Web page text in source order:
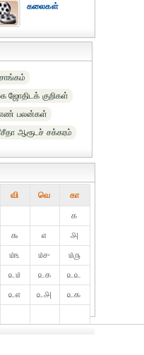
கலைகள்
ஜோதிடக் குறிகள்
எண் பலன்கள்
ஆரூடச் சக்கரம்
வி வெ கா
௧
௬ ௭
௮
௰௩ ௰௪
௰௫
௨௰ ௨௧
௨௨
௨௭ ௨௮
௨௯